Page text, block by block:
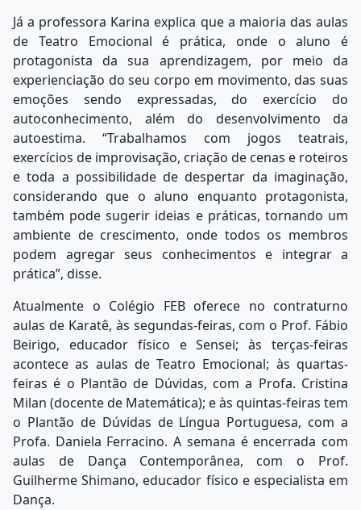
Já a professora Karina explica que a maioria das aulas
de Teatro Emocional é prática, onde o aluno é
protagonista da sua aprendizagem, por meio da
experienciação do seu corpo em movimento, das suas
emoções sendo expressadas, do exercício do
autoconhecimento, além do desenvolvimento da
autoestima. “Trabalhamos com jogos teatrais,
exercícios de improvisação, criação de cenas e roteiros
e toda a possibilidade de despertar da imaginação,
considerando que o aluno enquanto protagonista,
também pode sugerir ideias e práticas, tornando um
ambiente de crescimento, onde todos os membros
podem agregar seus conhecimentos e integrar a
prática”, disse.
Atualmente o Colégio FEB oferece no contraturno
aulas de Karatê, às segundas-feiras, com o Prof. Fábio
Beirigo, educador físico e Sensei; às terças-feiras
acontece as aulas de Teatro Emocional; às quartas-
feiras é o Plantão de Dúvidas, com a Profa. Cristina
Milan (docente de Matemática); e às quintas-feiras tem
o Plantão de Dúvidas de Língua Portuguesa, com a
Profa. Daniela Ferracino. A semana é encerrada com
aulas de Dança Contemporânea, com o Prof.
Guilherme Shimano, educador físico e especialista em
Dança.